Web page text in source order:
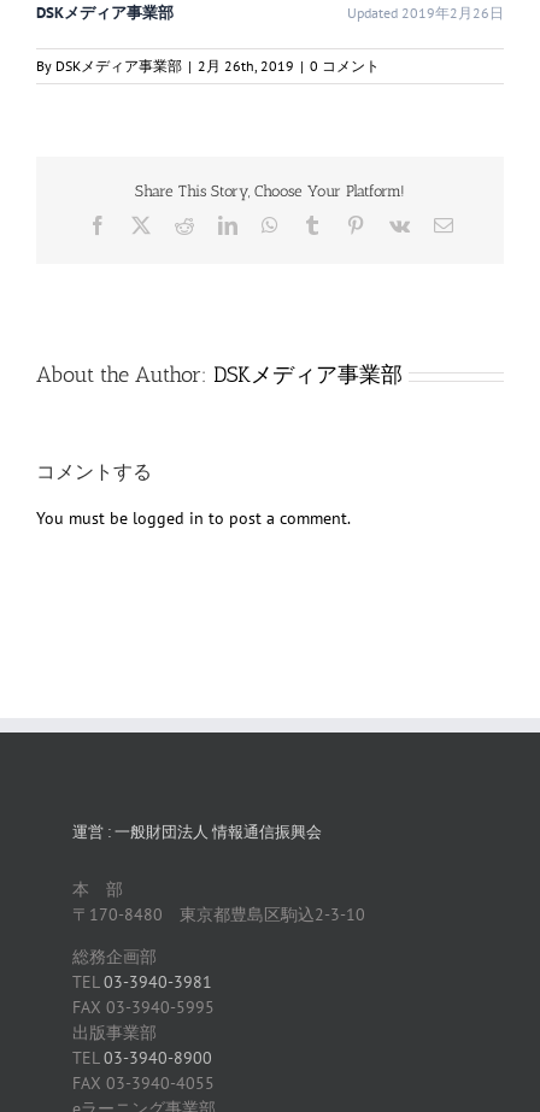
DSKメディア事業部 Updated 2019年2月26日
By DSKメディア事業部 | 2月 26th, 2019 | 0 コメント
Share This Story, Choose Your Platform!
Facebook RedditLinkedInWhatsApp
Tumblr Pinterest
Vk
電
About the Author: DSKメディア事業部
コメントする
You must be logged in to post a comment.
運営 : 一般財団法人 情報通信振興会
本 部
〒170-8480 東京都豊島区駒込2-3-10
総務企画部
TEL03-3940-3981
FAX 03-3940-5995
出版事業部
TEL03-3940-8900
FAX 03-3940-4055